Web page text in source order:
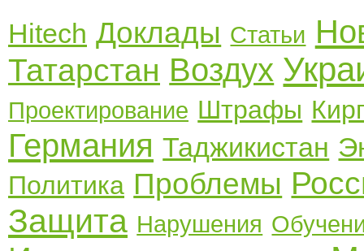
Hitech Доклады Статьи
Татарстан Воздух
Проектирование Штрафы
Германия Таджикистан
Политика Проблемы
Защита Нарушения